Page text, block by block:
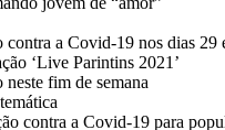
contra a Covid-19 nos dias 29
‘Live Parintins 2021’
fim de semana
contra a Covid-19 para